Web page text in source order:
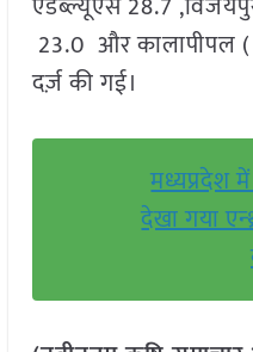
23.0 और कालापीपल (
दर्ज़ की गई।
मध्यप्रदेश
देखा गया